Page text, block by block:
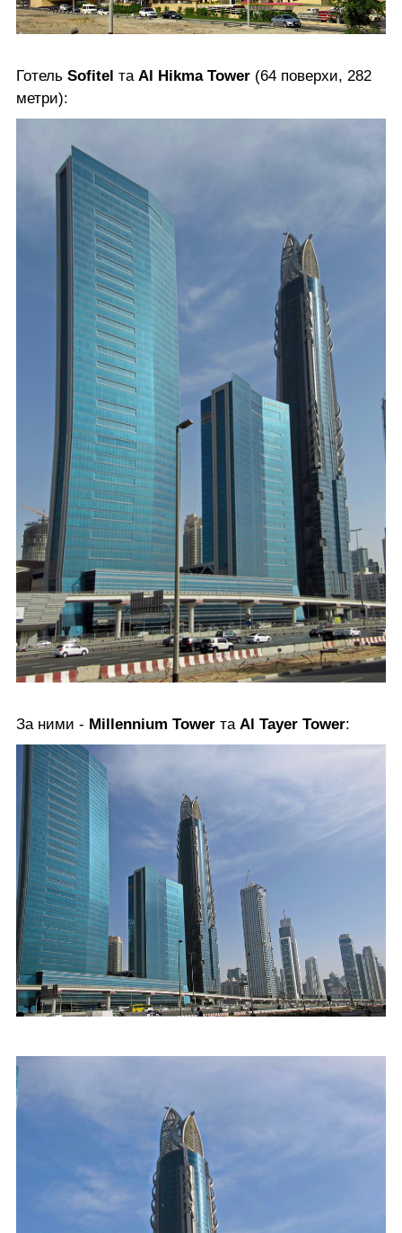
Готель Sofitel та Al Hikma Tower (64 поверхи, 282
метри):
За ними - Millennium Tower та Al Tayer Tower: